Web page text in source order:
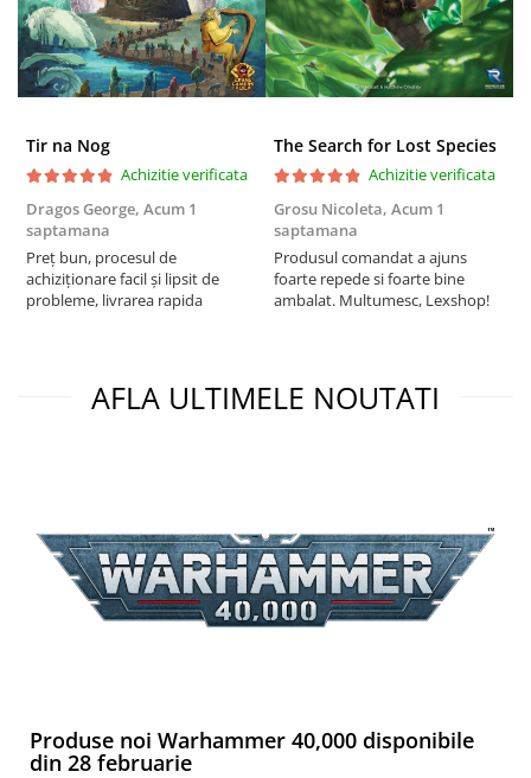
Tir na Nog
Achizitie verificata
Dragos George, Acum 1
saptamana
Preț bun, procesul de
achiziționare facil și lipsit de
probleme, livrarea rapida
The Search for Lost Species
Achizitie verificata
Grosu Nicoleta, Acum 1
saptamana
Produsul comandat a ajuns
foarte repede si foarte bine
ambalat. Multumesc, Lexshop!
AFLA ULTIMELE NOUTATI
Produse noi Warhammer 40,000 disponibile
din 28 februarie